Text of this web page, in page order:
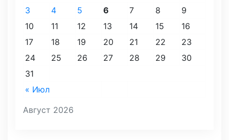
Август 2026
« Июл
3
4 5 6 7 8
9
10
11 12 13 14 15
16
17
18 19 20 21 22
23
24
25 26 27 28 29
30
31